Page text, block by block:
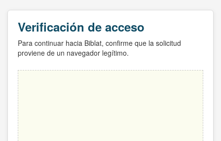
Verificación de acceso
Para continuar hacia Biblat, confirme que la solicitud
proviene de un navegador legítimo.